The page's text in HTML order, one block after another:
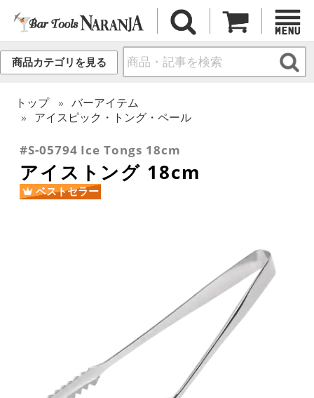
商品カテゴリを見る
トップ
バーアイテム
アイスピック・トング・ペール
#S-05794 Ice Tongs 18cm
アイストング 18cm
ベストセラー